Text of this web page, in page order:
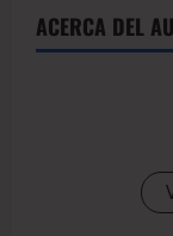
ACERCA DEL